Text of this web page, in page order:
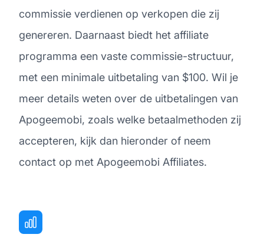
commissie verdienen op verkopen die zij
genereren. Daarnaast biedt het affiliate
programma een vaste commissie-structuur,
met een minimale uitbetaling van $100. Wil je
meer details weten over de uitbetalingen van
Apogeemobi, zoals welke betaalmethoden zij
accepteren, kijk dan hieronder of neem
contact op met Apogeemobi Affiliates.